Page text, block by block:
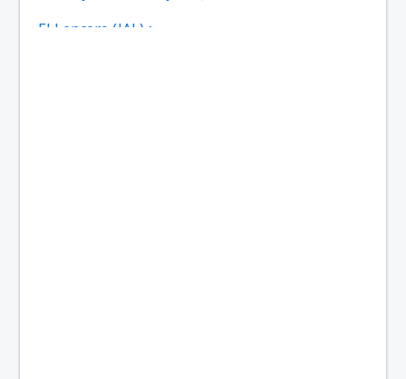
El Lencero (JAL)